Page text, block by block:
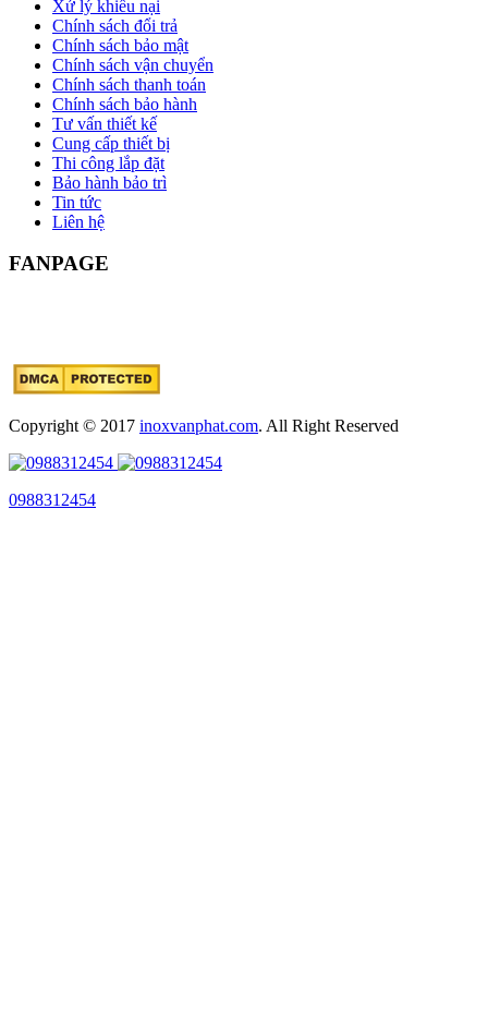
Xử lý khiếu nại
Chính sách đổi trả
Chính sách bảo mật
Chính sách vận chuyển
Chính sách thanh toán
Chính sách bảo hành
Tư vấn thiết kế
Cung cấp thiết bị
Thi công lắp đặt
Bảo hành bảo trì
Tin tức
Liên hệ
FANPAGE
Copyright © 2017 inoxvanphat.com. All Right Reserved
0988312454